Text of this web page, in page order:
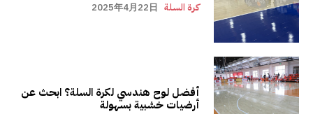
كرة السلة 2025年4月22日
أفضل لوح هندسي لكرة السلة؟ ابحث عن
أرضيات خشبية بسهولة